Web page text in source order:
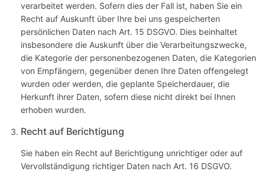
verarbeitet werden. Sofern dies der Fall ist, haben Sie ein
Recht auf Auskunft über Ihre bei uns gespeicherten
persönlichen Daten nach Art. 15 DSGVO. Dies beinhaltet
insbesondere die Auskunft über die Verarbeitungszwecke,
die Kategorie der personenbezogenen Daten, die Kategorien
von Empfängern, gegenüber denen Ihre Daten offengelegt
wurden oder werden, die geplante Speicherdauer, die
Herkunft ihrer Daten, sofern diese nicht direkt bei Ihnen
erhoben wurden.
Recht auf Berichtigung
Sie haben ein Recht auf Berichtigung unrichtiger oder auf
Vervollständigung richtiger Daten nach Art. 16 DSGVO.